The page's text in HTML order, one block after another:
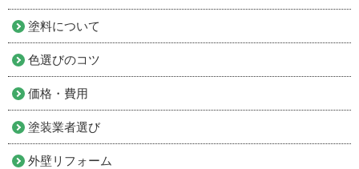
塗料について
色選びのコツ
価格・費用
塗装業者選び
外壁リフォーム